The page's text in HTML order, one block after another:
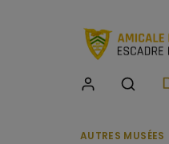
AUTRES MUSÉES